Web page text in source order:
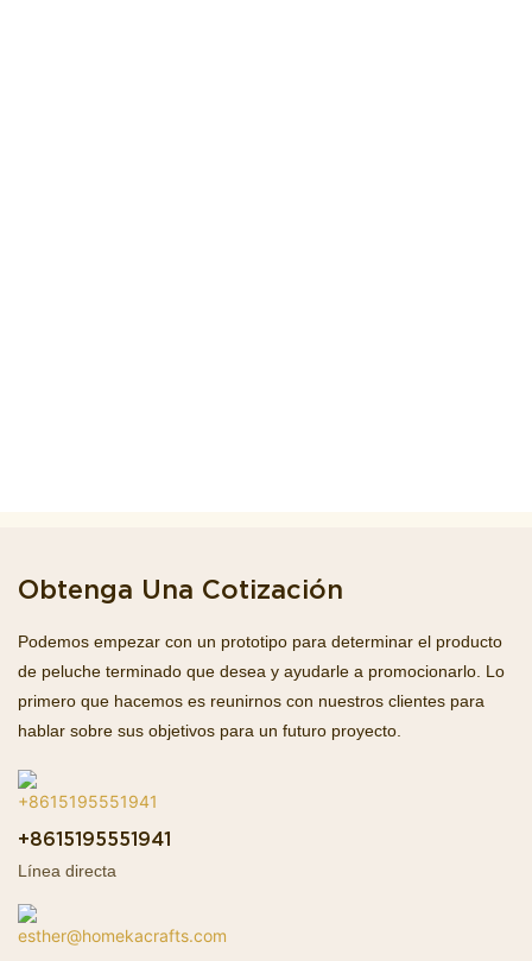
Obtenga Una Cotización
Podemos empezar con un prototipo para determinar el producto
de peluche terminado que desea y ayudarle a promocionarlo. Lo
primero que hacemos es reunirnos con nuestros clientes para
hablar sobre sus objetivos para un futuro proyecto.
+8615195551941
Línea directa